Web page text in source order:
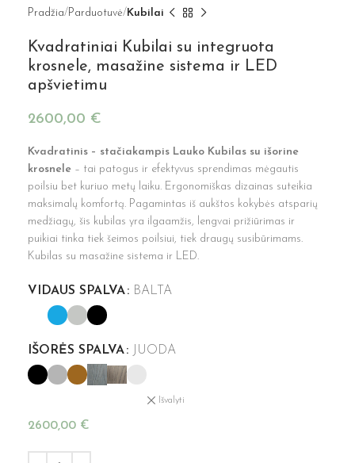
Pradžia Parduotuvė Kubilai
Kvadratiniai Kubilai su integruota
krosnele, masažine sistema ir LED
apšvietimu
2600,00 €
Kvadratinis – stačiakampis Lauko Kubilas su išorine
krosnele – tai patogus ir efektyvus sprendimas mėgautis
poilsiu bet kuriuo metų laiku. Ergonomiškas dizainas suteikia
maksimalų komfortą. Pagamintas iš aukštos kokybės atsparių
medžiagų, šis kubilas yra ilgaamžis, lengvai prižiūrimas ir
puikiai tinka tiek šeimos poilsiui, tiek draugų susibūrimams.
Kubilas su masažine sistema ir LED.
VIDAUS SPALVA BALTA
IŠORĖS SPALVA JUODA
Išvalyti
2600,00 €